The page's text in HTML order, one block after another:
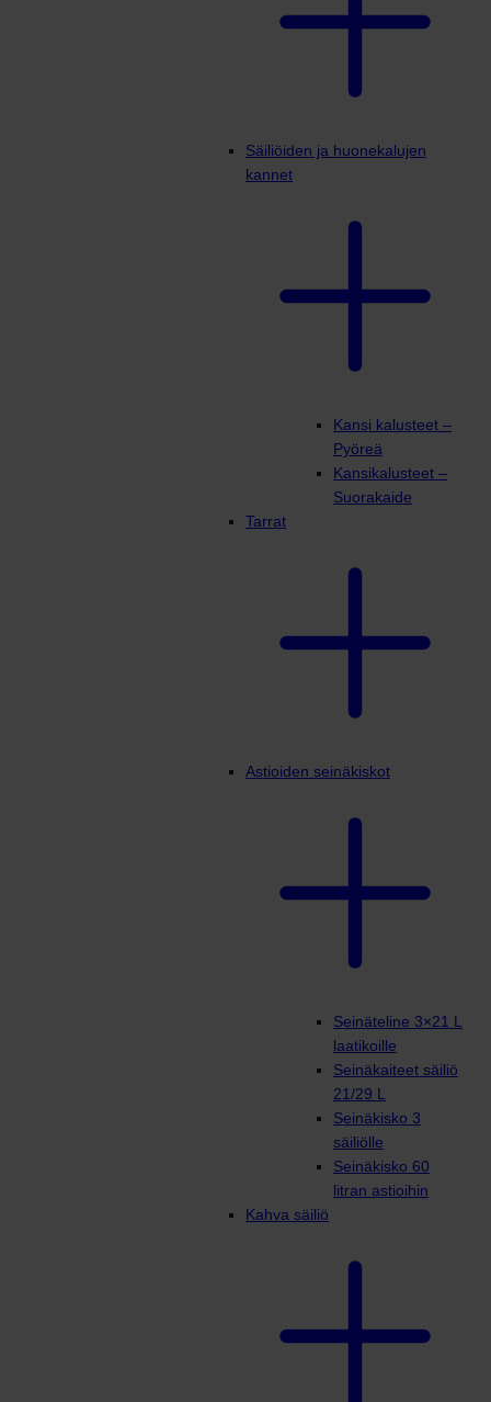
Säiliöiden ja huonekalujen
kannet
Kansi kalusteet –
Pyöreä
Kansikalusteet –
Suorakaide
Tarrat
Astioiden seinäkiskot
Seinäteline 3×21 L
laatikoille
Seinäkaiteet säiliö
21/29 L
Seinäkisko 3
säiliölle
Seinäkisko 60
litran astioihin
Kahva säiliö